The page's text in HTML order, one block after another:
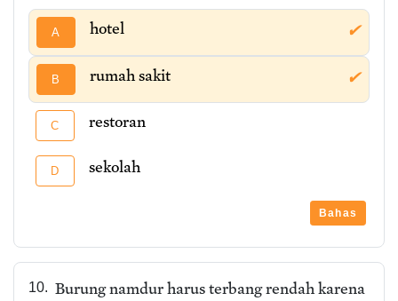
A ✔
hotel
B ✔
rumah sakit
C restoran
D sekolah
Bahas
10. Burung namdur harus terbang rendah karena